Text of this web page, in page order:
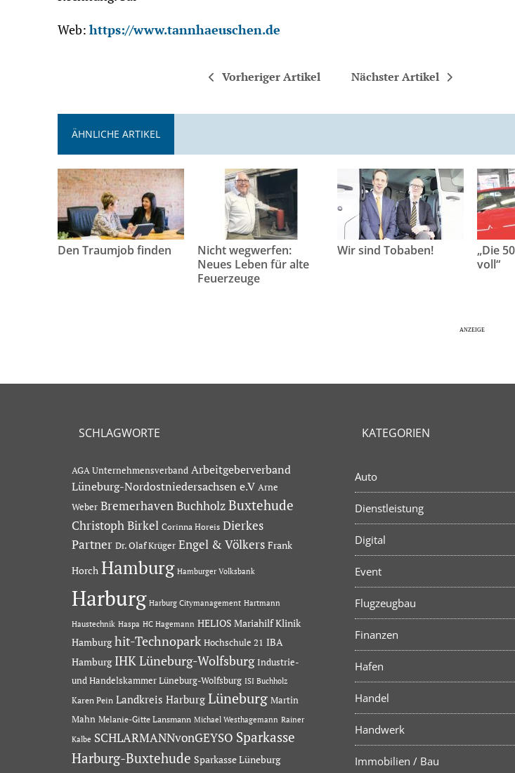
Web: https://www.tannhaeuschen.de
Vorheriger Artikel Nächster Artikel
ÄHNLICHE ARTIKEL
Den Traumjob finden
Nicht wegwerfen:
Neues Leben für alte
Feuerzeuge
Wir sind Tobaben!
„Die
voll“
SCHLAGWORTE
AGA Unternehmensverband Arbeitgeberverband
Lüneburg-Nordostniedersachsen e.V Arne
Weber BremerhavenBuchholzBuxtehude
Christoph Birkel Corinna Horeis Dierkes
Partner Dr. Olaf Krüger Engel & Völkers Frank
Horch Hamburg Hamburger Volksbank
Harburg Harburg Citymanagement Hartmann
Haustechnik Haspa HC Hagemann HELIOS Mariahilf Klinik
Hamburg hit-Technopark Hochschule 21 IBA
Hamburg IHK Lüneburg-Wolfsburg Industrie-
und Handelskammer Lüneburg-Wolfsburg ISI Buchholz
Karen Pein Landkreis Harburg Lüneburg Martin
Mahn Melanie-Gitte Lansmann Michael Westhagemann Rainer
Kalbe SCHLARMANNvonGEYSO Sparkasse
Harburg-Buxtehude Sparkasse Lüneburg
KATEGORIEN
Auto
Dienstleistung
Digital
Event
Flugzeugbau
Finanzen
Hafen
Handel
Handwerk
Immobilien / Bau